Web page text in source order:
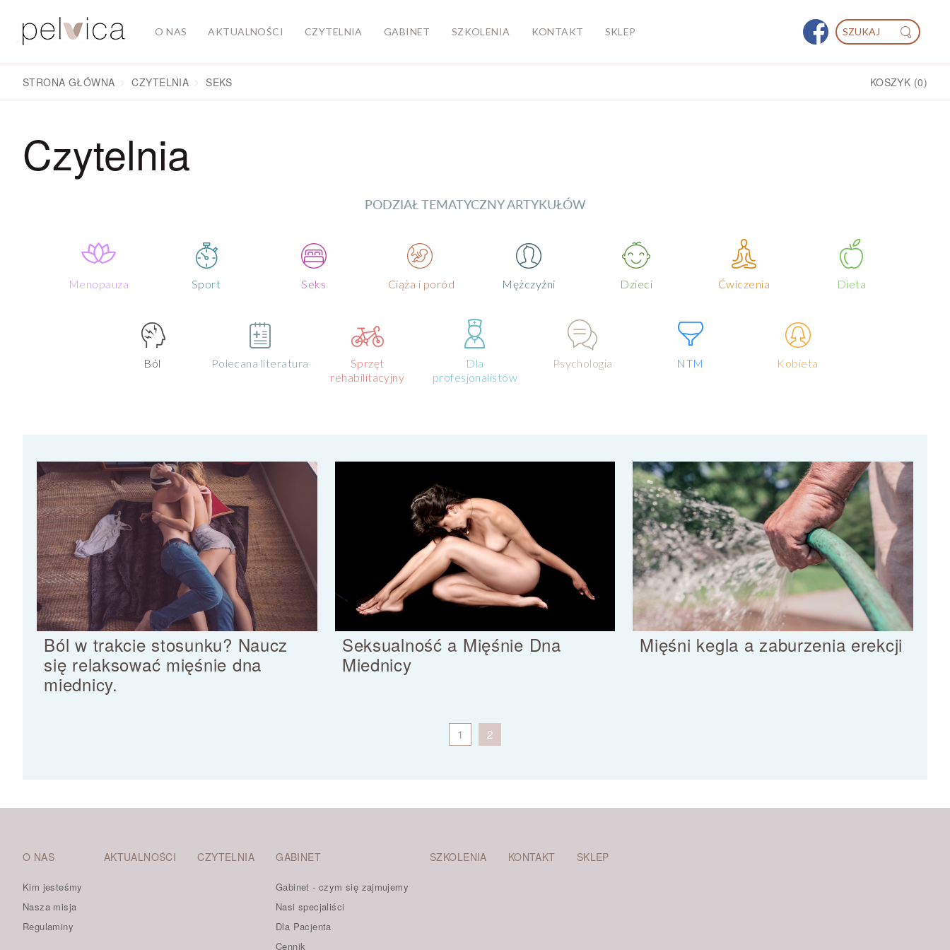
O NAS AKTUALNOŚCI CZYTELNIA GABINET SZKOLENIA KONTAKT SKLEP
STRONA GŁÓWNA CZYTELNIA SEKS KOSZYK (0)
Czytelnia
PODZIAŁ TEMATYCZNY ARTYKUŁÓW
Menopauza Sport Seks Ciąża i poród Mężczyźni Dzieci Ćwiczenia Dieta
Ból Polecana literatura
Sprzęt
rehabilitacyjny
Dla
profesjonalistów
Psychologia NTM Kobieta
Ból w trakcie stosunku? Naucz
się relaksować mięśnie dna
miednicy.
Seksualność a Mięśnie Dna
Miednicy
Mięśni kegla a zaburzenia erekcji
1 2
O NAS
Kim jesteśmy
Nasza misja
Regulaminy
AKTUALNOŚCI CZYTELNIA GABINET
Gabinet - czym się zajmujemy
Nasi specjaliści
Dla Pacjenta
Cennik
SZKOLENIA KONTAKT SKLEP